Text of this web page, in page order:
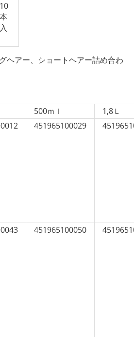
10
本
入
アー、ショートヘアー詰め合わ
500ｍｌ
1,8Ｌ
451965100029
451965100050